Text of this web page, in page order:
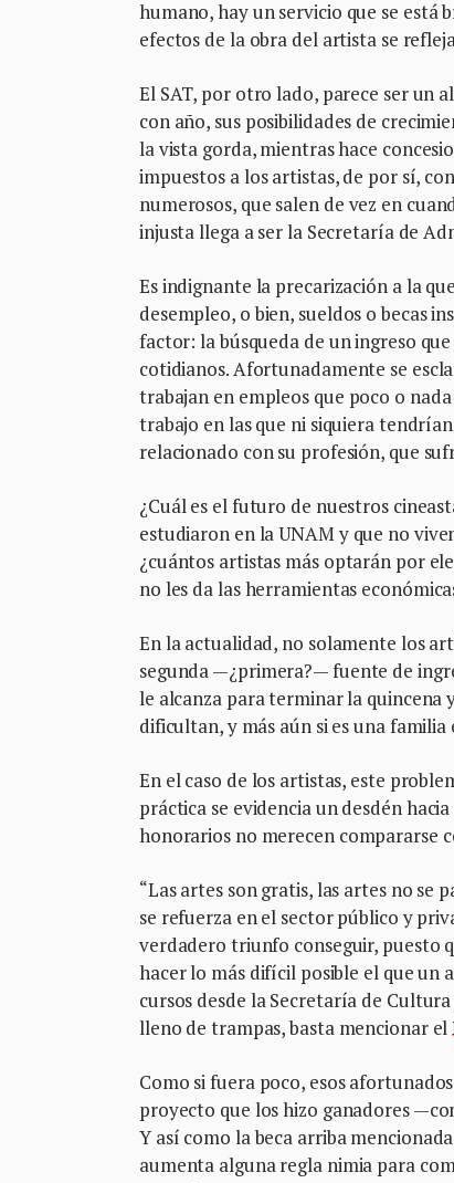
humano, hay un servicio que se está
efectos de la obra del artista se
El SAT, por otro lado, parece ser un
con año, sus posibilidades de
la vista gorda, mientras hace
impuestos a los artistas, de por sí,
numerosos, que salen de vez en
injusta llega a ser la Secretaría de
Es indignante la precarización a la
desempleo, o bien, sueldos o becas
factor: la búsqueda de un ingreso
cotidianos. Afortunadamente se
trabajan en empleos que poco o
trabajo en las que ni siquiera
relacionado con su profesión, que
¿Cuál es el futuro de nuestros
estudiaron en la UNAM y que no
¿cuántos artistas más optarán por
no les da las herramientas
En la actualidad, no solamente los
segunda —¿primera?— fuente de
le alcanza para terminar la quincena
dificultan, y más aún si es una
En el caso de los artistas, este
práctica se evidencia un desdén
honorarios no merecen compararse
“Las artes son gratis, las artes no se
se refuerza en el sector público y
verdadero triunfo conseguir, puesto
hacer lo más difícil posible el que un
cursos desde la Secretaría de
lleno de trampas, basta mencionar el
Como si fuera poco, esos
proyecto que los hizo ganadores
Y así como la beca arriba
aumenta alguna regla nimia para